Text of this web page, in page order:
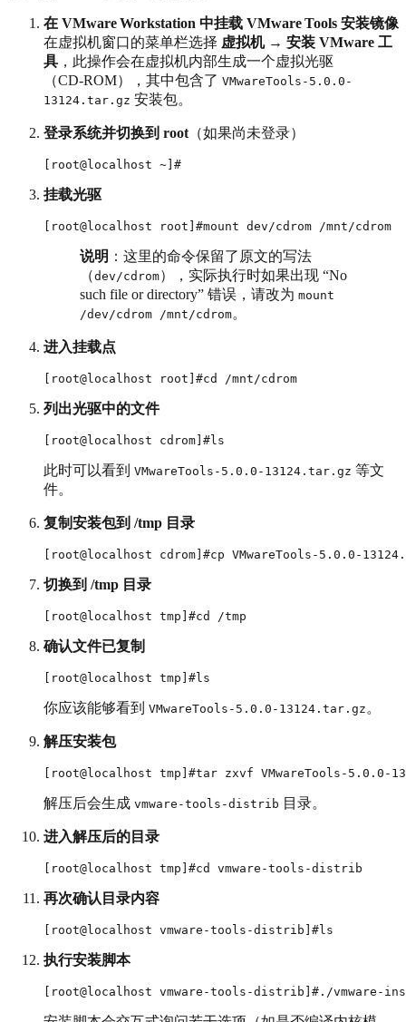
在 VMware Workstation 中挂载 VMware Tools 安装镜像
在虚拟机窗口的菜单栏选择 虚拟机 → 安装 VMware 工
具 ，此操作会在虚拟机内部生成一个虚拟光驱
（CD‑ROM），其中包含了 VMwareTools-5.0.0-
13124.tar.gz 安装包。
登录系统并切换到 root （如果尚未登录）
挂载光驱
说明 ：这里的命令保留了原文的写法
（dev/cdrom），实际执行时如果出现 “No
such file or directory” 错误，请改为 mount
/dev/cdrom /mnt/cdrom。
进入挂载点
列出光驱中的文件
此时可以看到 VMwareTools-5.0.0-13124.tar.gz 等文
件。
复制安装包到 /tmp 目录
切换到 /tmp 目录
确认文件已复制
你应该能够看到 VMwareTools-5.0.0-13124.tar.gz 。
解压安装包
解压后会生成 vmware-tools-distrib 目录。
进入解压后的目录
再次确认目录内容
执行安装脚本